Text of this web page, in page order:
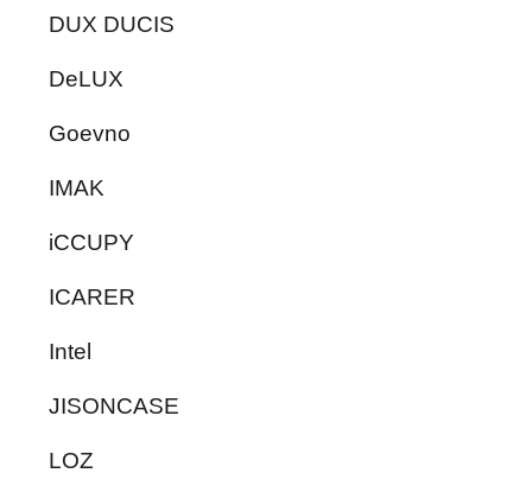
DUX DUCIS
DeLUX
Goevno
IMAK
iCCUPY
ICARER
Intel
JISONCASE
LOZ